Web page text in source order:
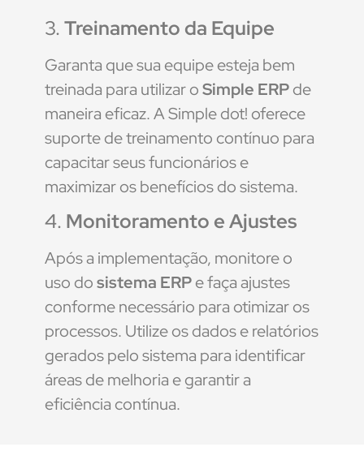
3.Treinamento da Equipe
Garanta que sua equipe esteja bem
treinada para utilizar oSimple ERPde
maneira eficaz. A Simple dot! oferece
suporte de treinamento contínuo para
capacitar seus funcionários e
maximizar os benefícios do sistema.
4. Monitoramento e Ajustes
Após a implementação, monitore o
uso dosistema ERPe faça ajustes
conforme necessário para otimizar os
processos. Utilize os dados e relatórios
gerados pelo sistema para identificar
áreas de melhoria e garantir a
eficiência contínua.